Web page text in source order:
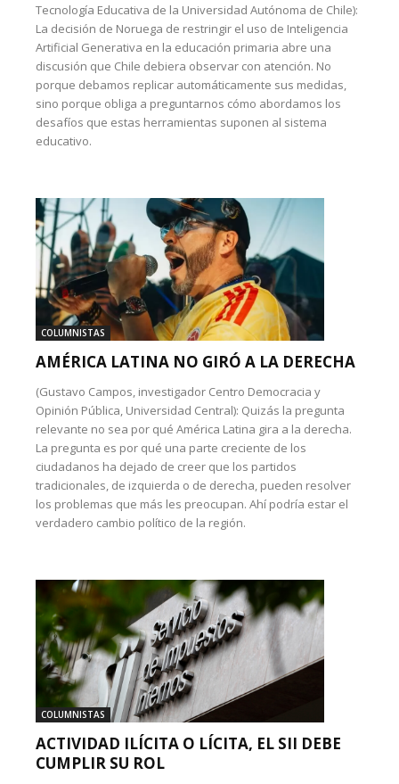
Tecnología Educativa de la Universidad Autónoma de Chile):
La decisión de Noruega de restringir el uso de Inteligencia
Artificial Generativa en la educación primaria abre una
discusión que Chile debiera observar con atención. No
porque debamos replicar automáticamente sus medidas,
sino porque obliga a preguntarnos cómo abordamos los
desafíos que estas herramientas suponen al sistema
educativo.
COLUMNISTAS
AMÉRICA LATINA NO GIRÓ A LA DERECHA
(Gustavo Campos, investigador Centro Democracia y
Opinión Pública, Universidad Central): Quizás la pregunta
relevante no sea por qué América Latina gira a la derecha.
La pregunta es por qué una parte creciente de los
ciudadanos ha dejado de creer que los partidos
tradicionales, de izquierda o de derecha, pueden resolver
los problemas que más les preocupan. Ahí podría estar el
verdadero cambio político de la región.
COLUMNISTAS
ACTIVIDAD ILÍCITA O LÍCITA, EL SII DEBE
CUMPLIR SU ROL